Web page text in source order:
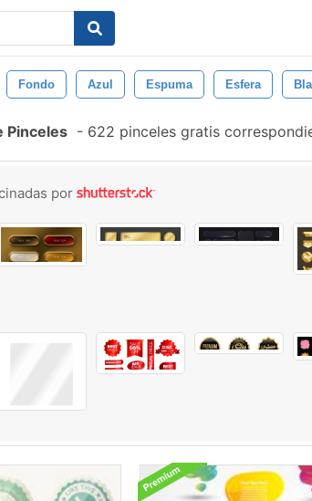
Fondo Azul Espuma Esfera
Pinceles - 622 pinceles gratis
por